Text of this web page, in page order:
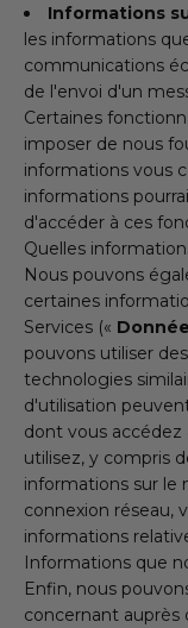
Informations
les informations
communications
de l'envoi d'un
Certaines
imposer de nous
informations vous
informations
d'accéder à ces
Quelles
Nous pouvons
certaines
Services («
pouvons utiliser
technologies
d'utilisation
dont vous
utilisez, y compris
informations sur le
connexion réseau,
informations
Informations que
Enfin, nous
concernant